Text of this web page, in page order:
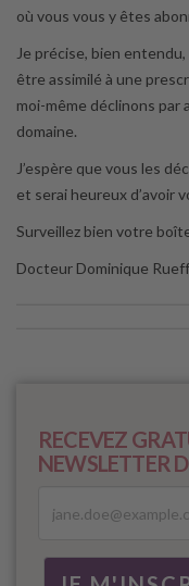
où vous vous y êtes
Je précise, bien
être assimilé à une
moi-même déclinons
domaine.
J’espère que vous les
et serai heureux d’avoir
Surveillez bien votre
Docteur Dominique Rueff
RECEVEZ
NEWSLETTER